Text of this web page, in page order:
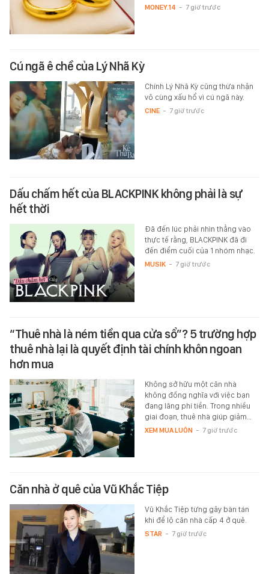
MONEY.14 - 7 giờ trước
Cú ngã ê chề của Lý Nhã Kỳ
Chính Lý Nhã Kỳ cũng thừa nhận
vô cùng xấu hổ vì cú ngã này.
CINE - 7 giờ trước
Dấu chấm hết của BLACKPINK không phải là sự
hết thời
Đã đến lúc phải nhìn thẳng vào
thực tế rằng, BLACKPINK đã đi
đến điểm cuối của 1 nhóm nhạc.
MUSIK - 7 giờ trước
“Thuê nhà là ném tiền qua cửa sổ”? 5 trường hợp
thuê nhà lại là quyết định tài chính khôn ngoan
hơn mua
Không sở hữu một căn nhà
không đồng nghĩa với việc bạn
đang lãng phí tiền. Trong nhiều
giai đoạn, thuê nhà giúp giảm…
XEM MUA LUÔN - 7 giờ trước
Căn nhà ở quê của Vũ Khắc Tiệp
Vũ Khắc Tiệp từng gây bàn tán
khi để lộ căn nhà cấp 4 ở quê.
STAR - 7 giờ trước